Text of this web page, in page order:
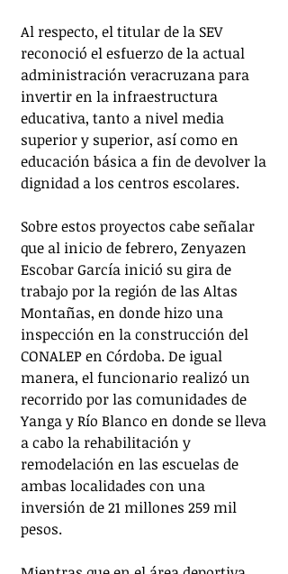
Al respecto, el titular de la SEV
reconoció el esfuerzo de la actual
administración veracruzana para
invertir en la infraestructura
educativa, tanto a nivel media
superior y superior, así como en
educación básica a fin de devolver la
dignidad a los centros escolares.
Sobre estos proyectos cabe señalar
que al inicio de febrero, Zenyazen
Escobar García inició su gira de
trabajo por la región de las Altas
Montañas, en donde hizo una
inspección en la construcción del
CONALEP en Córdoba. De igual
manera, el funcionario realizó un
recorrido por las comunidades de
Yanga y Río Blanco en donde se lleva
a cabo la rehabilitación y
remodelación en las escuelas de
ambas localidades con una
inversión de 21 millones 259 mil
pesos.